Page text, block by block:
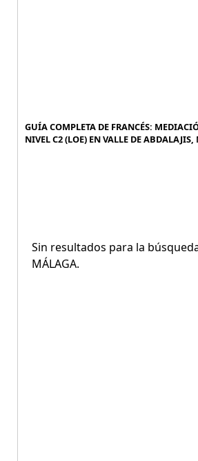
GUÍA COMPLETA DE FRANCÉS:
NIVEL C2 (LOE) EN VALLE DE
Sin resultados para la búsqueda:
MÁLAGA.